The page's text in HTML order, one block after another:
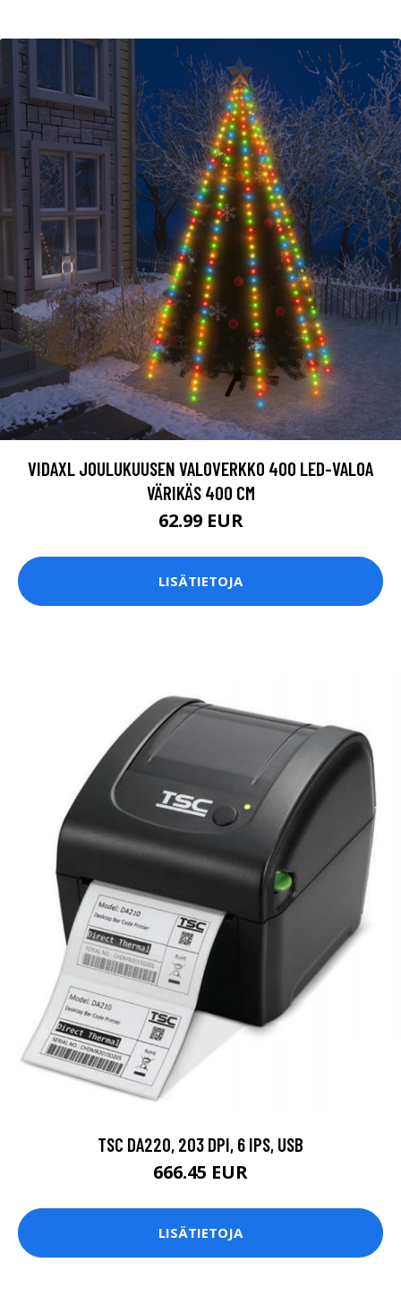
VIDAXL JOULUKUUSEN VALOVERKKO 400 LED-VALOA
VÄRIKÄS 400 CM
62.99 EUR
LISÄTIETOJA
TSC DA220, 203 DPI, 6 IPS, USB
666.45 EUR
LISÄTIETOJA